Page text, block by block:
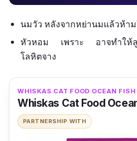
นมวัว หลังจากหย่านมแล้วห้า
หัวหอม เพราะ อาจทำให้ลู
โลหิตจาง
WHISKAS CAT FOOD OCEAN
Whiskas Cat Food
PARTNERSHIP WITH